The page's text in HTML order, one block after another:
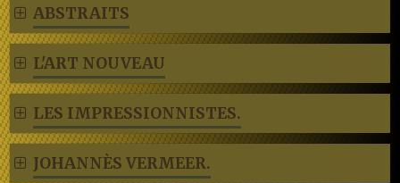
ABSTRAITS
L'ART NOUVEAU
LES IMPRESSIONNISTES.
JOHANNÈS VERMEER.